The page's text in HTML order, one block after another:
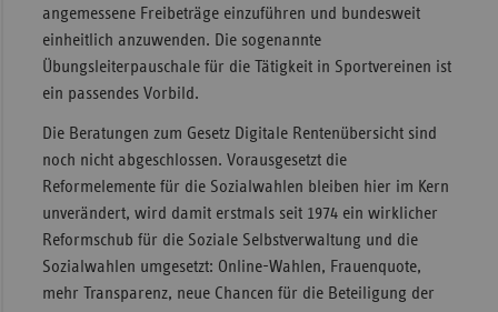
angemessene Freibeträge einzuführen und bundesweit
einheitlich anzuwenden. Die sogenannte
Übungsleiterpauschale für die Tätigkeit in Sportvereinen ist
ein passendes Vorbild.
Die Beratungen zum Gesetz Digitale Rentenübersicht sind
noch nicht abgeschlossen. Vorausgesetzt die
Reformelemente für die Sozialwahlen bleiben hier im Kern
unverändert, wird damit erstmals seit 1974 ein wirklicher
Reformschub für die Soziale Selbstverwaltung und die
Sozialwahlen umgesetzt: Online-Wahlen, Frauenquote,
mehr Transparenz, neue Chancen für die Beteiligung der